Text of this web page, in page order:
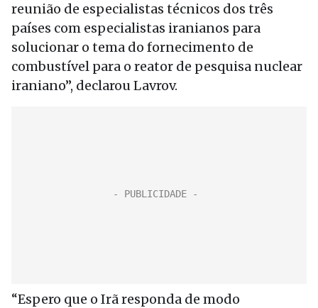
reunião de especialistas técnicos dos três
países com especialistas iranianos para
solucionar o tema do fornecimento de
combustível para o reator de pesquisa nuclear
iraniano”, declarou Lavrov.
“Espero que o Irã responda de modo